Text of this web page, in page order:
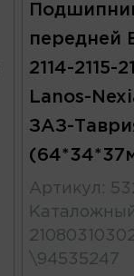
передней
2114-2115-
Lanos-
ЗАЗ-
Артикул :
\94535247